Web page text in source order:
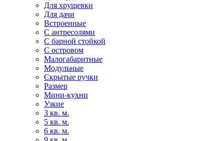
Для хрущевки
Для дачи
Встроенные
С антресолями
С барной стойкой
С островом
Малогабаритные
Модульные
Скрытые ручки
Размер
Мини-кухни
Узкие
3 кв. м.
5 кв. м.
6 кв. м.